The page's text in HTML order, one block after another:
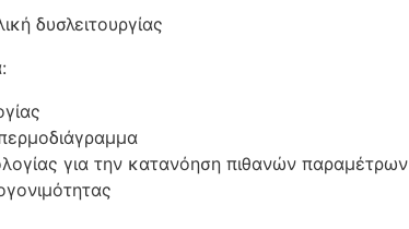
δυσλειτουργίας
για την κατανόηση πιθανών